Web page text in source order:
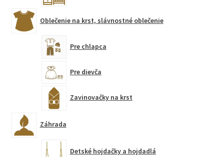
Oblečenie na krst, slávnostné oblečenie
Pre chlapca
Pre dievča
Zavinovačky na krst
Záhrada
Detské hojdačky a hojdadlá